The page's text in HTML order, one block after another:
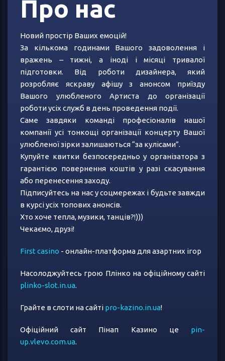
Про нас
Новий простір Ваших емоцій!
За кількома годинами Вашого задоволення і
вражень – тижні, а іноді і місяці тривалої
підготовки. Від роботи дизайнера, який
розробляє яскраву афішу з анонсом приїзду
Вашого улюбленого Артиста до організації
роботи усіх служб в день проведення події.
Саме завдяки команді професіоналів нашої
компанії усі тонкощі організації концерту Вашої
улюбленої зірки залишаються “за кулісами”.
Купуйте квитки безпосередньо у організатора з
гарантією повернення коштів у разі скасування
або перенесення заходу.
Підписуйтесь на нас у соцмережах і будьте завжди
в курсі усіх топових анонсів.
Хто хоче тепла, музики, танців?!)))
Чекаємо, друзі!
First casino - онлайн-платформа для азартних ігор
Насолоджуйтесь грою Плінко на офіційному сайті
plinko-slot.in.ua.
Грайте в слоти на сайті pro-kazino.in.ua!
Офіційний сайт Пінап Казино це pin-
up.vlevo.com.ua.